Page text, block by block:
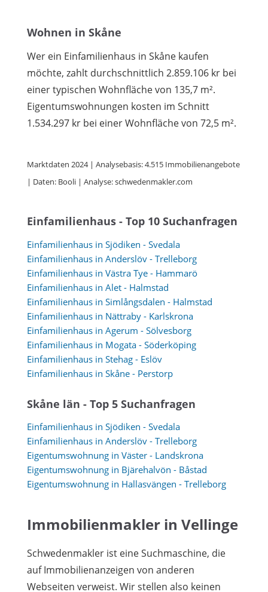
Wohnen in Skåne
Wer ein Einfamilienhaus in Skåne kaufen
möchte, zahlt durchschnittlich 2.859.106 kr bei
einer typischen Wohnfläche von 135,7 m².
Eigentumswohnungen kosten im Schnitt
1.534.297 kr bei einer Wohnfläche von 72,5 m².
Marktdaten 2024 | Analysebasis: 4.515 Immobilienangebote
| Daten: Booli | Analyse: schwedenmakler.com
Einfamilienhaus - Top 10 Suchanfragen
Einfamilienhaus in Sjödiken - Svedala
Einfamilienhaus in Anderslöv - Trelleborg
Einfamilienhaus in Västra Tye - Hammarö
Einfamilienhaus in Alet - Halmstad
Einfamilienhaus in Simlångsdalen - Halmstad
Einfamilienhaus in Nättraby - Karlskrona
Einfamilienhaus in Agerum - Sölvesborg
Einfamilienhaus in Mogata - Söderköping
Einfamilienhaus in Stehag - Eslöv
Einfamilienhaus in Skåne - Perstorp
Skåne län - Top 5 Suchanfragen
Einfamilienhaus in Sjödiken - Svedala
Einfamilienhaus in Anderslöv - Trelleborg
Eigentumswohnung in Väster - Landskrona
Eigentumswohnung in Bjärehalvön - Båstad
Eigentumswohnung in Hallasvängen - Trelleborg
Immobilienmakler in Vellinge
Schwedenmakler ist eine Suchmaschine, die
auf Immobilienanzeigen von anderen
Webseiten verweist. Wir stellen also keinen